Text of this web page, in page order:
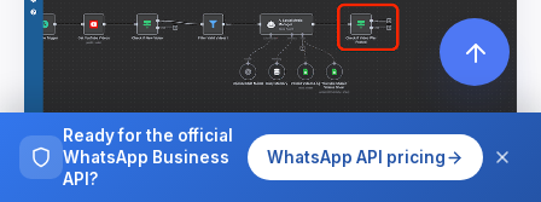
Ready for the official
WhatsApp Business
API?
WhatsApp API pricing